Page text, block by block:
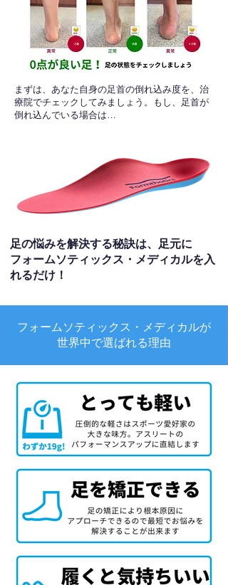
​まずは、あなた自身の足首の倒れ込み度を、治
療院でチェックしてみましょう。もし、足首が
倒れ込んでいる場合は…
足の悩みを解決する秘訣は、足元に
フォームソティックス・メディカルを入
れるだけ！
フォームソティックス・メディカルが
世界中で選ばれる理由